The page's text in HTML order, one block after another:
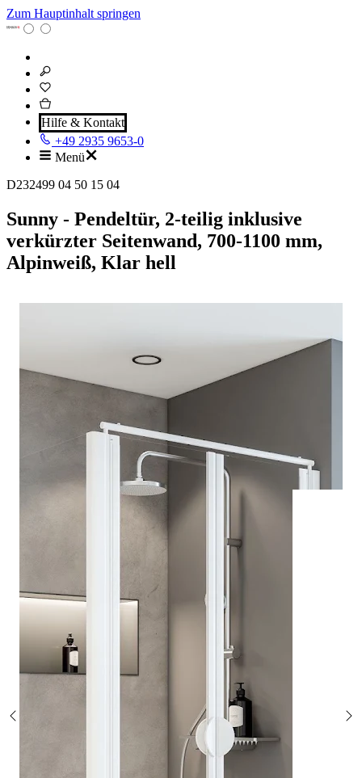
Zum Hauptinhalt springen
Hilfe & Kontakt
+49 2935 9653-0
Menü
D232499 04 50 15 04
Sunny - Pendeltür, 2-teilig inklusive
verkürzter Seitenwand, 700-1100 mm,
Alpinweiß, Klar hell